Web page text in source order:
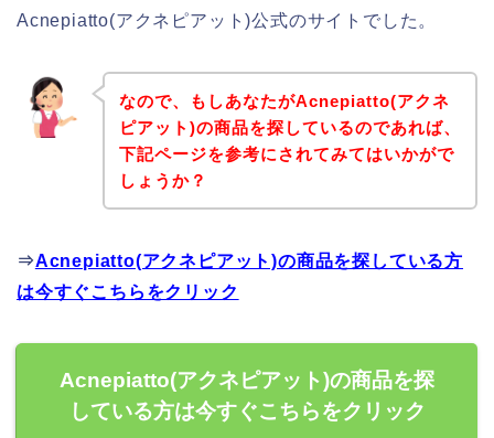
Acnepiatto(アクネピアット)公式のサイトでした。
なので、もしあなたがAcnepiatto(アクネ
ピアット)の商品を探しているのであれば、
下記ページを参考にされてみてはいかがで
しょうか？
⇒Acnepiatto(アクネピアット)の商品を探している方
は今すぐこちらをクリック
Acnepiatto(アクネピアット)の商品を探
している方は今すぐこちらをクリック